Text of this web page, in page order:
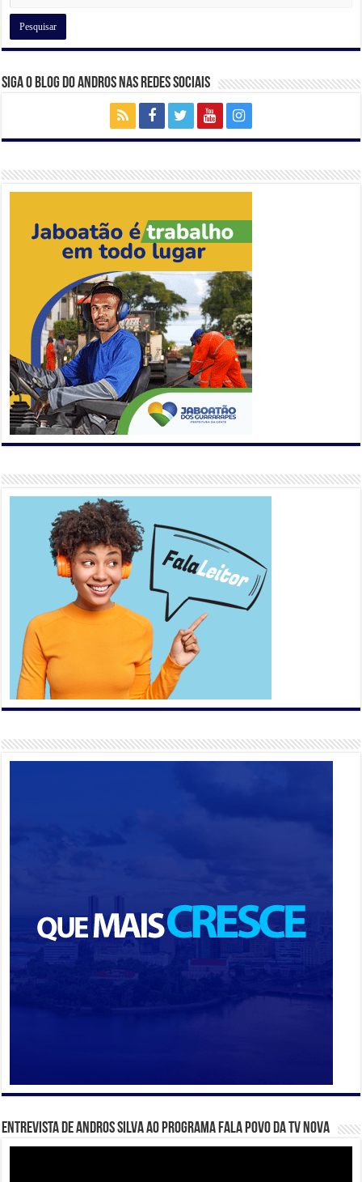
Siga o Blog do Andros nas Redes Sociais
Entrevista de Andros Silva ao programa Fala Povo da TV Nova